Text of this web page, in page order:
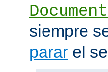
siempre
parar el